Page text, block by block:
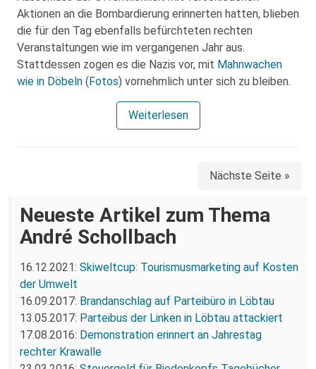
Aktionen an die Bombardierung erinnerten hatten, blieben
die für den Tag ebenfalls befürchteten rechten
Veranstaltungen wie im vergangenen Jahr aus.
Stattdessen zogen es die Nazis vor, mit Mahnwachen
wie in Döbeln (Fotos) vornehmlich unter sich zu bleiben.
Weiterlesen
Nächste Seite »
Neueste Artikel zum Thema
André Schollbach
16.12.2021: Skiweltcup: Tourismusmarketing auf Kosten
der Umwelt
16.09.2017: Brandanschlag auf Parteibüro in Löbtau
13.05.2017: Parteibus der Linken in Löbtau attackiert
17.08.2016: Demonstration erinnert an Jahrestag
rechter Krawalle